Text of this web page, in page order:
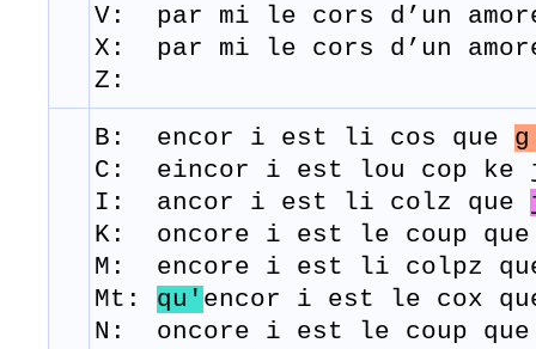
V: par mi le cors d’un
X: par mi le cors d’un
Z:
B: encor i est li cos que
C: eincor i est lou cop
I: ancor i est li colz que
K: oncore i est le coup
M: encore i est li colpz
Mt: qu' encor i est le cox
N: oncore i est le coup